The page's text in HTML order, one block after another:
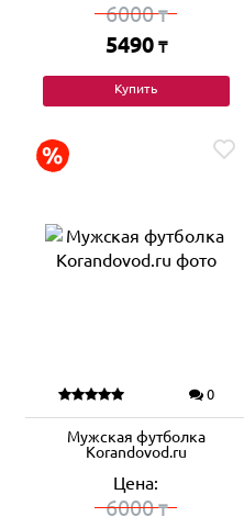
6000₸
5490 ₸
Купить
0
Мужская футболка
Korandovod.ru
Цена:
6000₸